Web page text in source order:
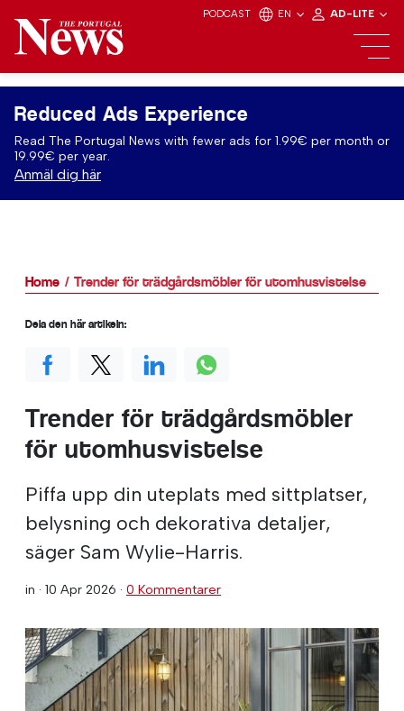
PODCAST EN AD-LITE
Reduced Ads Experience
Read The Portugal News with fewer ads for 1.99€ per month or
19.99€ per year.
Anmäl dig här
Home Trender för trädgårdsmöbler för utomhusvistelse
Trender för trädgårdsmöbler
för utomhusvistelse
Piffa upp din uteplats med sittplatser,
belysning och dekorativa detaljer,
säger Sam Wylie-Harris.
in · 10 Apr 2026 · 0 Kommentarer
Dela den här artikeln: